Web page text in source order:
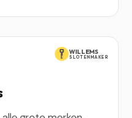
WILLEMS
SLOTENMAKER